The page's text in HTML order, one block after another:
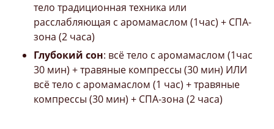
тело традиционная техника или
расслабляющая с аромамаслом (1час) + СПА-
зона (2 часа)
Глубокий сон: всё тело с аромамаслом (1час
30 мин) + травяные компрессы (30 мин) ИЛИ
всё тело с аромамаслом (1 час) + травяные
компрессы (30 мин) + СПА-зона (2 часа)